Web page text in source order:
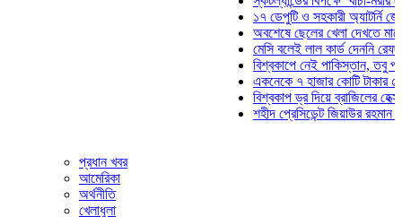
১৭ ডেপুটি ও সহকারী অ্যাটর্নি
অবশেষে ছেলের খেলা দেখতে মাঠে
মেসি বলেই লাল কার্ড দেননি রেফারি!
বিশ্বকাপে নেই পাকিস্তান, তবু
একনেকে ৭ হাজার কোটি টাকার ৫
বিশ্বকাপ ড্র দিয়ে ব্রাজিলের হেক্সা
শহীদ প্রেসিডেন্ট জিয়াউর রহমান
প্রধান খবর
আমেরিকা
অর্থনীতি
খেলাধুলা